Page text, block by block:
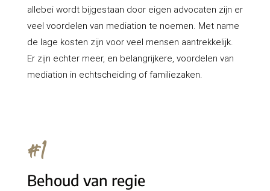
allebei wordt bijgestaan door eigen advocaten zijn er
veel voordelen van mediation te noemen. Met name
de lage kosten zijn voor veel mensen aantrekkelijk.
Er zijn echter meer, en belangrijkere, voordelen van
mediation in echtscheiding of familiezaken.
#1
Behoud van regie